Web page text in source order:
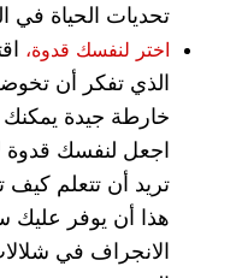
تحديات الحياة في
اختر لنفسك قدوة،
الذي تفكر أن
خارطة جيدة
اجعل لنفسك قدوة
تريد أن تتعلم كيف
هذا أن يوفر عليك
الانجراف في